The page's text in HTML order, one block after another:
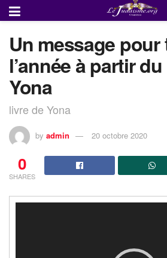
Un message pour
l’année à partir
Yona
livre de Yona
by admin 20 octobre 2020
0
SHARES